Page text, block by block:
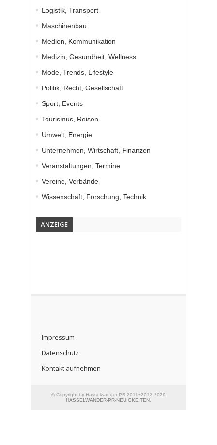
Logistik, Transport
Maschinenbau
Medien, Kommunikation
Medizin, Gesundheit, Wellness
Mode, Trends, Lifestyle
Politik, Recht, Gesellschaft
Sport, Events
Tourismus, Reisen
Umwelt, Energie
Unternehmen, Wirtschaft, Finanzen
Veranstaltungen, Termine
Vereine, Verbände
Wissenschaft, Forschung, Technik
ANZEIGE
Impressum
Datenschutz
Kontakt aufnehmen
© Copyright by Hasselwander-PR 2011+2012-2026
HASSELWANDER-PR-NEUIGKEITEN.